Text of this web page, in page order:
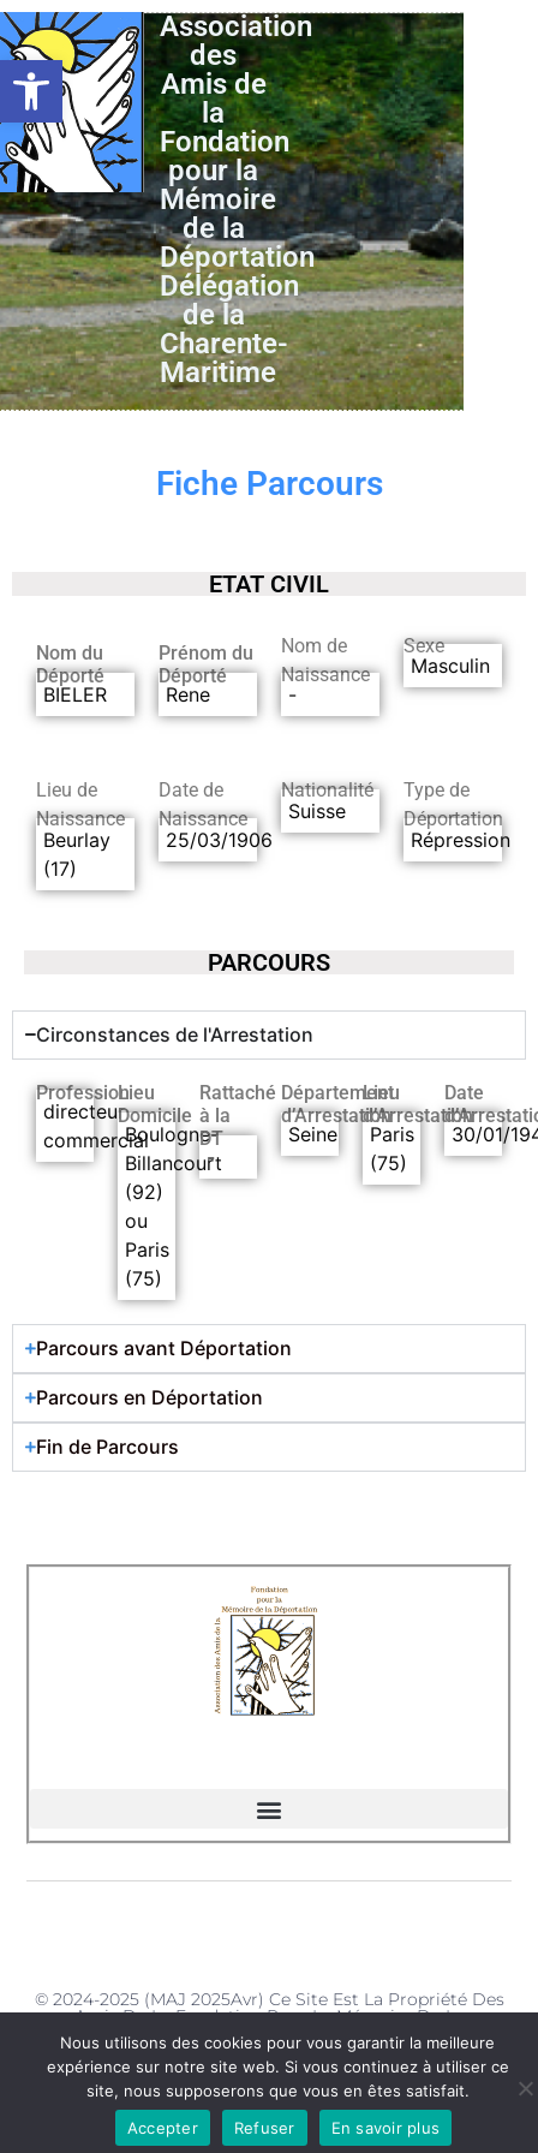
Ouvrir la barre d’outils
Association
des
Amis de
la
Fondation
pour la
Mémoire
de la
Déportation
Délégation
de la
Charente-
Maritime
Fiche Parcours
ETAT CIVIL
Nom du
Déporté
BIELER
Prénom du
Déporté
Rene
Nom de
Naissance
-
Sexe
Masculin
Lieu de
Naissance
Beurlay
(17)
Date de
Naissance
25/03/1906
Nationalité
Suisse
Type de
Déportation
Répression
PARCOURS
Circonstances de l'Arrestation
Profession
directeur
commercial
Lieu
Domicile
Boulogne-
Billancourt
(92)
ou
Paris
(75)
Rattaché
à la
DT
-
Département
d’Arrestation
Seine
Lieu
d’Arrestation
Paris
(75)
Date
30/01/
Parcours avant Déportation
Parcours en Déportation
Fin de Parcours
© 2024-2025 (MAJ 2025Avr) Ce Site Est La Propriété Des
Amis De La Fondation Pour La Mémoire De La
Déportation - Délégation De La Charente-Maritime
Nous utilisons des cookies pour vous garantir la meilleure
expérience sur notre site web. Si vous continuez à utiliser ce
site, nous supposerons que vous en êtes satisfait.
Accepter
Refuser En savoir plus